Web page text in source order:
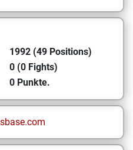
1992 (49 Positions)
0 (0 Fights)
0 Punkte.